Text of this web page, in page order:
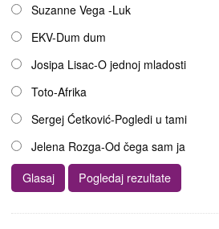
Suzanne Vega -Luk
EKV-Dum dum
Josipa Lisac-O jednoj mladosti
Toto-Afrika
Sergej Ćetković-Pogledi u tami
Jelena Rozga-Od čega sam ja